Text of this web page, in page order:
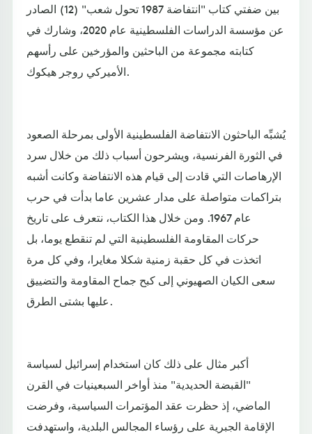
بين ضفتي كتاب "انتفاضة 1987 تحول شعب" (12) الصادر
عن مؤسسة الدراسات الفلسطينية عام 2020، وشارك في
كتابته مجموعة من الباحثين والمؤرخين على رأسهم
الأميركي روجر هيكوك.
يُشبِّه الباحثون الانتفاضة الفلسطينية الأولى بمرحلة الصعود
في الثورة الفرنسية، ويشرحون أسباب ذلك من خلال سرد
الإرهاصات التي قادت إلى قيام هذه الانتفاضة وكانت أشبه
بتراكمات متواصلة على مدار عشرين عاما بدأت في حرب
عام 1967. ومن خلال هذا الكتاب، نتعرف على تاريخ
حركات المقاومة الفلسطينية التي لم تنقطع يوما، بل
اتخذت في كل حقبة زمنية شكلا مغايرا، وفي كل مرة
سعى الكيان الصهيوني إلى كبح جماح المقاومة والتضييق
عليها بشتى الطرق.
أكبر مثال على ذلك كان استخدام إسرائيل لسياسة
"القبضة الحديدية" منذ أواخر السبعينيات في القرن
الماضي، إذ حظرت عقد المؤتمرات السياسية، وفرضت
الإقامة الجبرية على رؤساء المجالس البلدية، واستهدفت